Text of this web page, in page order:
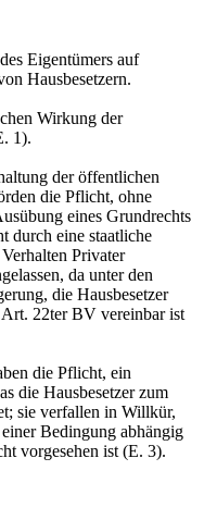
Eigentümers auf
Hausbesetzern.
Wirkung der
1).
der öffentlichen
die Pflicht, ohne
eines Grundrechts
durch eine staatliche
Privater
da unter den
die Hausbesetzer
22ter BV vereinbar ist
die Pflicht, ein
die Hausbesetzer zum
sie verfallen in Willkür,
Bedingung abhängig
vorgesehen ist (E. 3).